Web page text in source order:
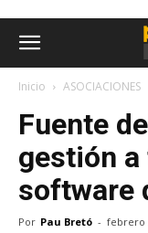
Inicio ASOCIACIONES
Fuente
gestión a
software
Por Pau Bretó - febrero